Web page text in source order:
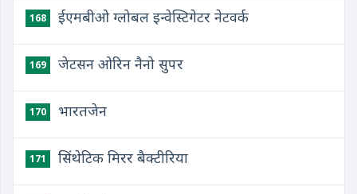
168 ईएमबीओ ग्लोबल इन्वेस्टिगेटर नेटवर्क
169 जेटसन ओरिन नैनो सुपर
170 भारतजेन
171 सिंथेटिक मिरर बैक्टीरिया